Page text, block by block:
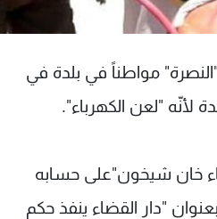
مواطناً في بلدة في
خان شيخون"على حسابه
"دار القضاء ينفذ حكم